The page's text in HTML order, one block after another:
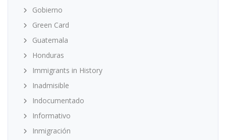
Gobierno
Green Card
Guatemala
Honduras
Immigrants in History
Inadmisible
Indocumentado
Informativo
Inmigración